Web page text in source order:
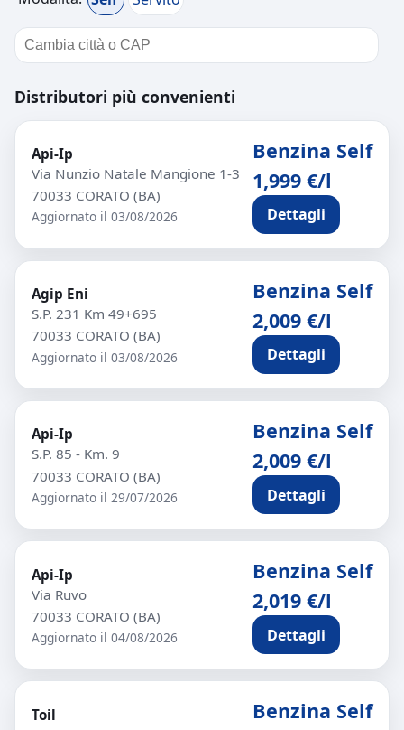
Distributori più convenienti
Api-Ip
Via Nunzio Natale Mangione 1-3
70033 CORATO (BA)
Aggiornato il 03/08/2026
Benzina Self
1,999 €/l
Dettagli
Agip Eni
S.P. 231 Km 49+695
70033 CORATO (BA)
Aggiornato il 03/08/2026
Benzina Self
2,009 €/l
Dettagli
Api-Ip
S.P. 85 - Km. 9
70033 CORATO (BA)
Aggiornato il 29/07/2026
Benzina Self
2,009 €/l
Dettagli
Api-Ip
Via Ruvo
70033 CORATO (BA)
Aggiornato il 04/08/2026
Benzina Self
2,019 €/l
Dettagli
Toil
Benzina Self